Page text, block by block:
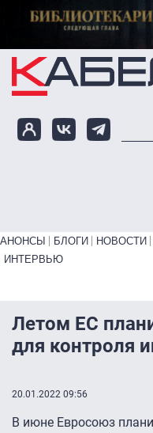
Перейти к основному
Primary links bottom
АНОНСЫ БЛОГИ НОВОСТИ
ИНТЕРВЬЮ
Летом ЕС
для контроля
20.01.2022 09:56
В июне Евросоюз